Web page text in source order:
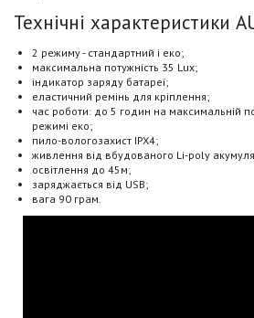
Технічні характеристики
2 режиму - стандартний і еко;
максимальна потужність 35 Lux;
індикатор заряду батареї;
еластичний ремінь для кріплення;
час роботи: до 5 годин на максимальній
режимі еко;
пило-вологозахист IPX4;
живлення від вбудованого Li-poly
освітлення до 45м;
заряджається від USB;
вага 90 грам.